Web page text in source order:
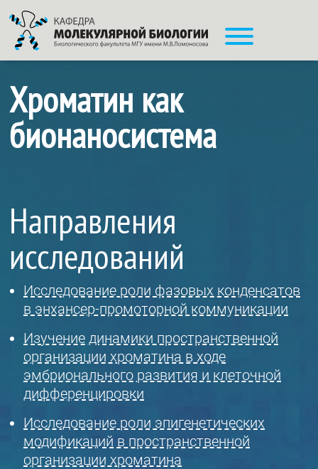
Хроматин как
бионаносистема
Направления
исследований
Исследование роли фазовых конденсатов
в энхансер-промоторной коммуникации
Изучение динамики пространственной
организации хроматина в ходе
эмбрионального развития и клеточной
дифференцировки
Исследование роли эпигенетических
модификаций в пространственной
организации хроматина